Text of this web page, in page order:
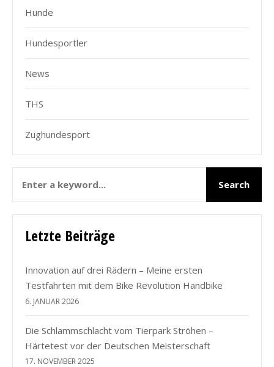
Hunde
Hundesportler
News
THS
Zughundesport
Letzte Beiträge
Innovation auf drei Rädern – Meine ersten
Testfahrten mit dem Bike Revolution Handbike
6. JANUAR 2026
Die Schlammschlacht vom Tierpark Ströhen –
Härtetest vor der Deutschen Meisterschaft
17. NOVEMBER 2025